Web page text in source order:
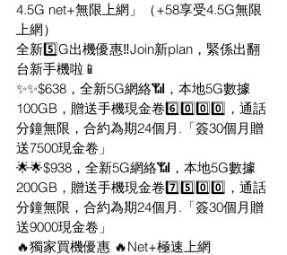
4.5G net+無限上網」（+58享受4.5G無限
上網）
全新5️⃣G出機優惠‼️Join新plan，緊係出翻
台新手機啦📱
✨✨$638，全新5G網絡📶，本地5G數據
100GB，贈送手機現金卷6️⃣0️⃣0️⃣0️⃣，通話
分鐘無限，合約為期24個月.「簽30個月贈
送7500現金卷」
🌟🌟$938，全新5G網絡📶，本地5G數據
200GB，贈送手機現金卷7️⃣5️⃣0️⃣0️⃣，通話
分鐘無限，合約為期24個月.「簽30個月贈
送9000現金卷」
🔥獨家買機優惠 🔥Net+極速上網